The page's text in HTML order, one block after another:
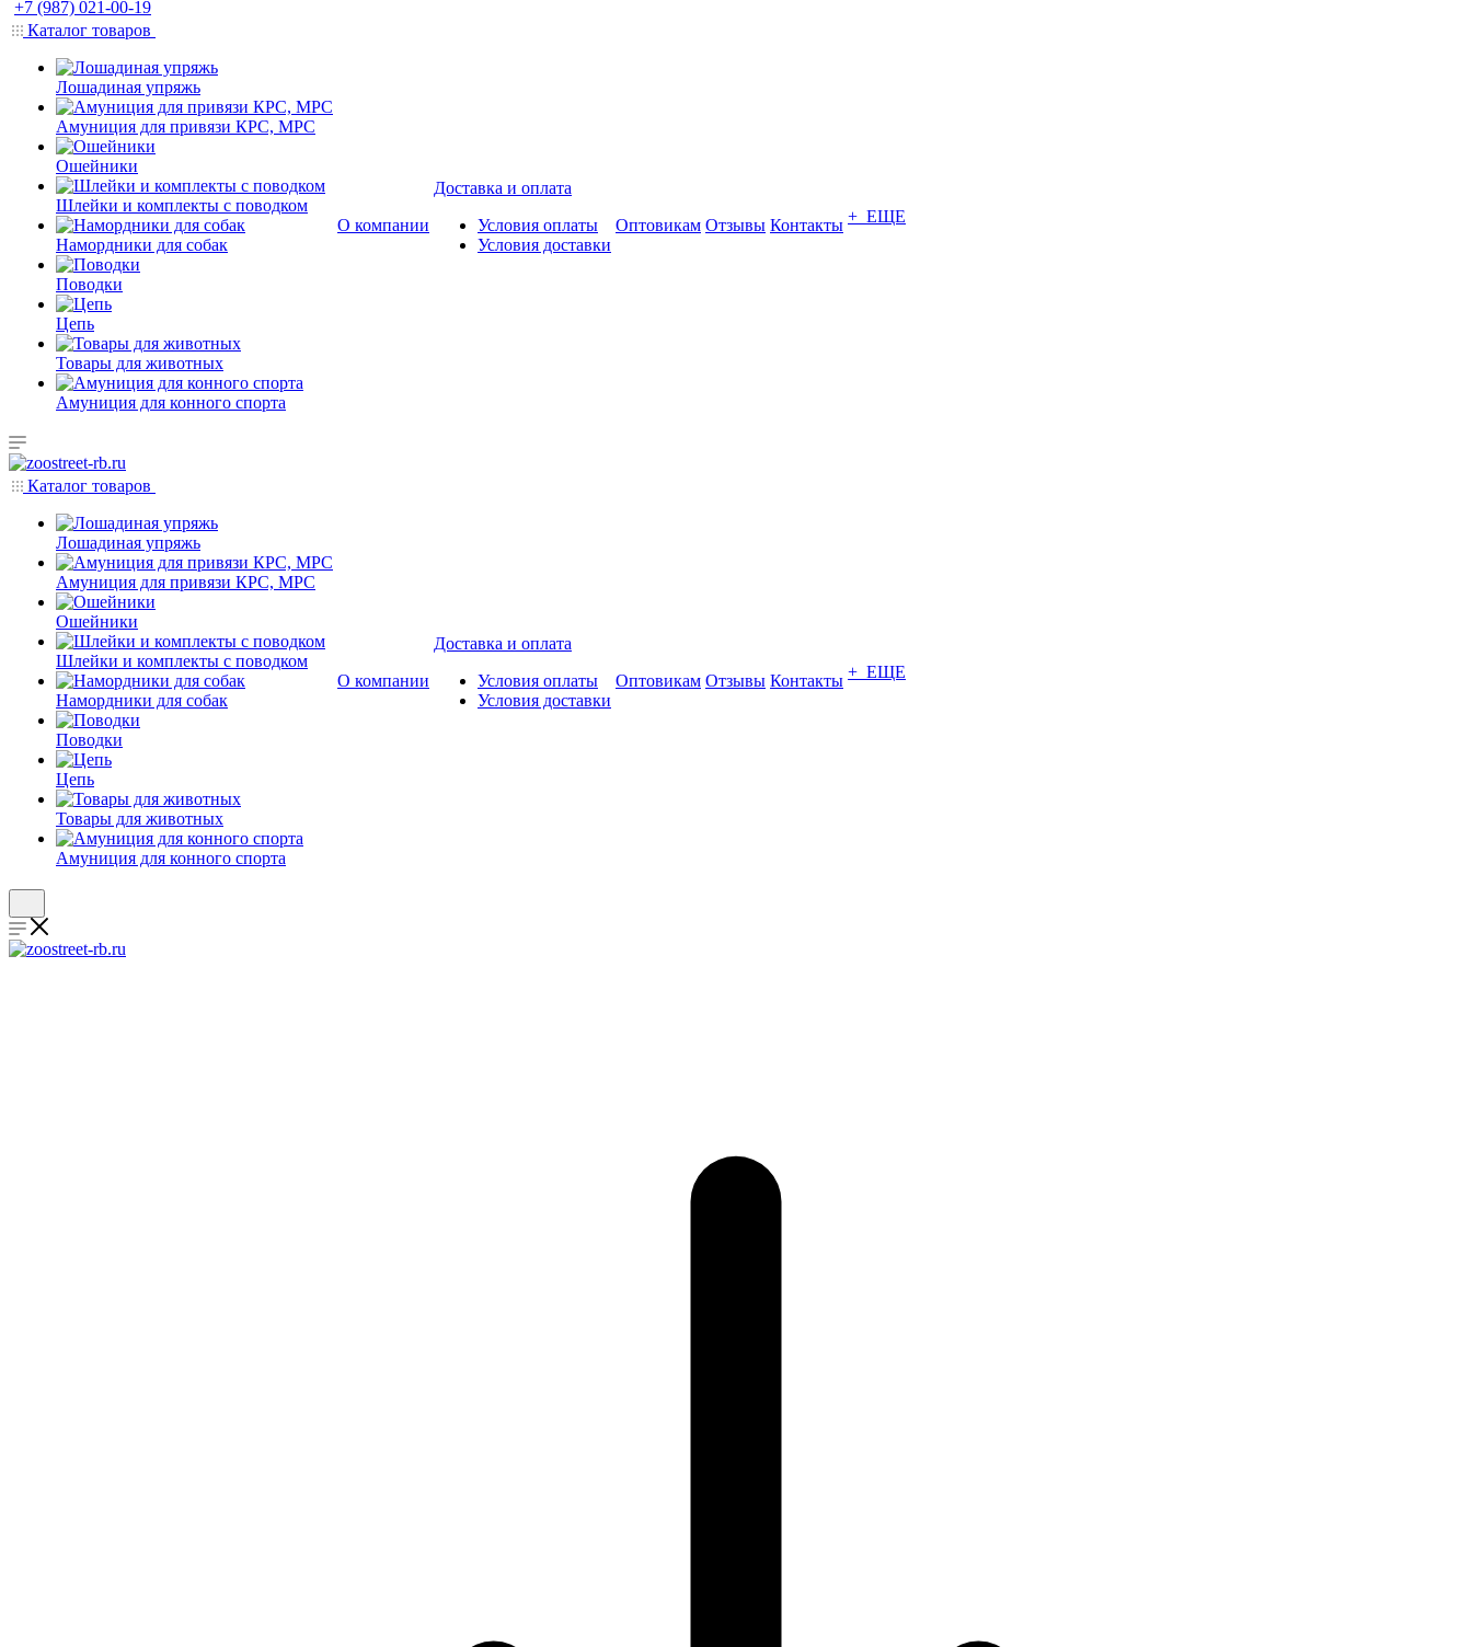
+7 (987) 021-00-19
Каталог товаров
Лошадиная упряжь
Амуниция для привязи КРС, МРС
Ошейники
Шлейки и комплекты с поводком
Намордники для собак
Поводки
Цепь
Товары для животных
Амуниция для конного спорта
О компании
Доставка и оплата
Условия оплаты
Условия доставки
Оптовикам Отзывы Контакты + ЕЩЕ
Каталог товаров
Лошадиная упряжь
Амуниция для привязи КРС, МРС
Ошейники
Шлейки и комплекты с поводком
Намордники для собак
Поводки
Цепь
Товары для животных
Амуниция для конного спорта
О компании
Доставка и оплата
Условия оплаты
Условия доставки
Оптовикам Отзывы Контакты + ЕЩЕ